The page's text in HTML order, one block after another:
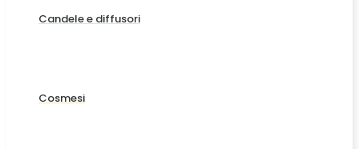
Candele e diffusori
Cosmesi